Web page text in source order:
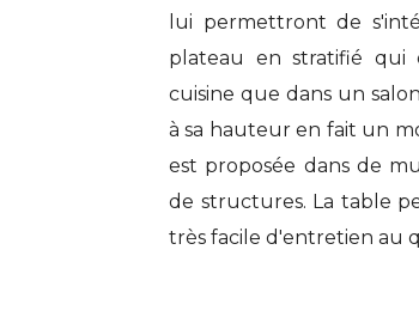
lui permettront de
plateau en stratifié qui
cuisine que dans un
à sa hauteur en fait un
est proposée dans de
de structures. La table
très facile d'entretien au